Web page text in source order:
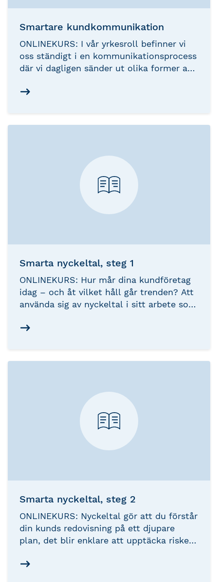
Smartare kundkommunikation
ONLINEKURS: I vår yrkesroll befinner vi
oss ständigt i en kommunikationsprocess
där vi dagligen sänder ut olika former av
inom kommunikation kan göra stor
Smarta nyckeltal, steg 1
ONLINEKURS: Hur mår dina kundföretag
idag – och åt vilket håll går trenden? Att
använda sig av nyckeltal i sitt arbete som
att analysera kundföretagens
Smarta nyckeltal, steg 2
ONLINEKURS: Nyckeltal gör att du förstår
din kunds redovisning på ett djupare
plan, det blir enklare att upptäcka risker
viktig information i din roll som